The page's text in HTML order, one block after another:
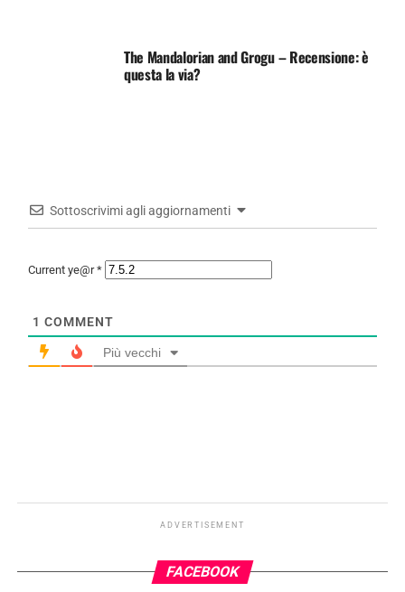
The Mandalorian and Grogu – Recensione: è
questa la via?
Sottoscrivimi agli aggiornamenti
Current ye@r*
1 COMMENT
Più vecchi
ADVERTISEMENT
FACEBOOK